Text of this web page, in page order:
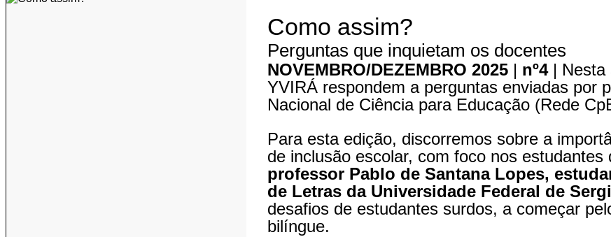
Como assim?
Perguntas que inquietam os docentes
NOVEMBRO/DEZEMBRO 2025 | nº4| Nesta
YVIRÁ respondem a perguntas enviadas por
Nacional de Ciência para Educação (Rede
Para esta edição, discorremos sobre a
de inclusão escolar, com foco nos
professor Pablo de Santana Lopes,
de Letras da Universidade Federal de
desafios de estudantes surdos, a começar
bilíngue.